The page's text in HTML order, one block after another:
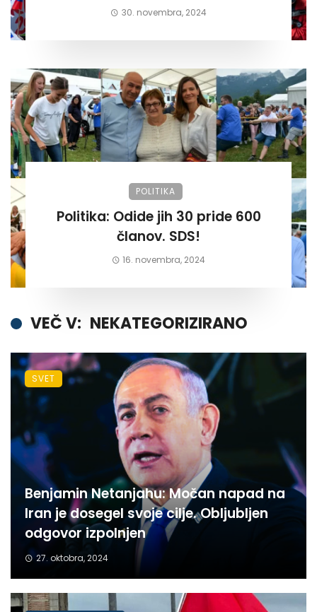
30. novembra, 2024
POLITIKA
Politika: Odide jih 30 pride 600
članov. SDS!
16. novembra, 2024
VEČ V: NEKATEGORIZIRANO
Benjamin Netanjahu: Močan napad na
Iran je dosegel svoje cilje. Obljubljen
odgovor izpolnjen
27. oktobra, 2024
SVET